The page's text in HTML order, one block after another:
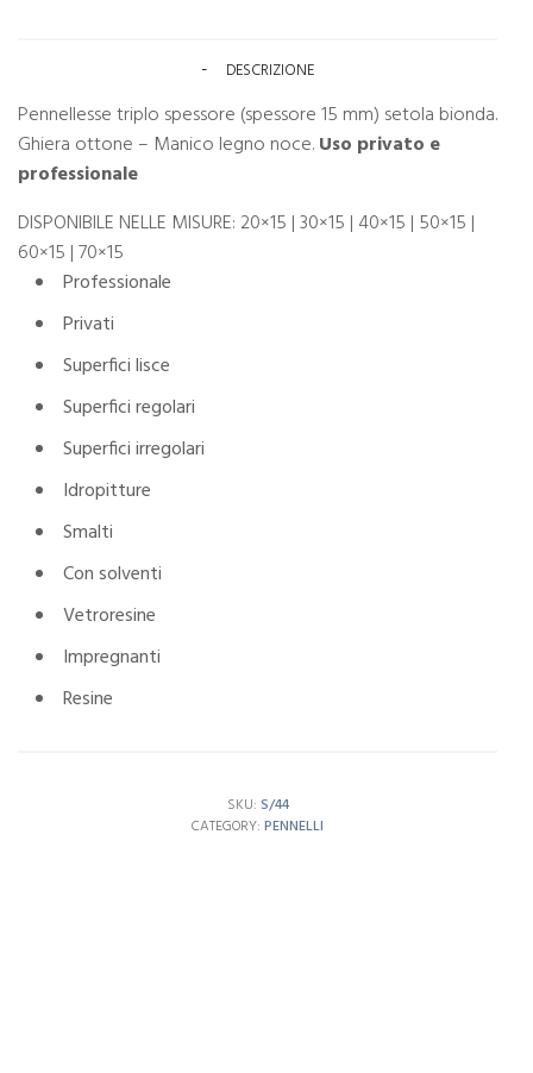
DESCRIZIONE
Pennellesse triplo spessore (spessore 15 mm) setola bionda.
Ghiera ottone – Manico legno noce.Uso privato e
professionale
DISPONIBILE NELLE MISURE: 20×15 | 30×15 | 40×15 | 50×15 |
60×15 | 70×15
Professionale
Privati
Superfici lisce
Superfici regolari
Superfici irregolari
Idropitture
Smalti
Con solventi
Vetroresine
Impregnanti
Resine
SKU: S/44
CATEGORY: PENNELLI